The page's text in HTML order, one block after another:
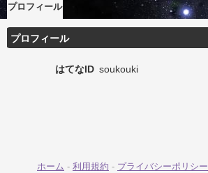
プロフィール
プロフィール
はてなID soukouki
ホーム - 利用規約 - プライバシーポリシー